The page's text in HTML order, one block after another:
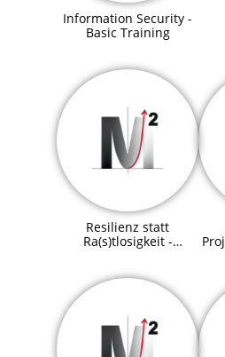
Information Security -
Basic Training
Resilienz statt
Ra(s)tlosigkeit -